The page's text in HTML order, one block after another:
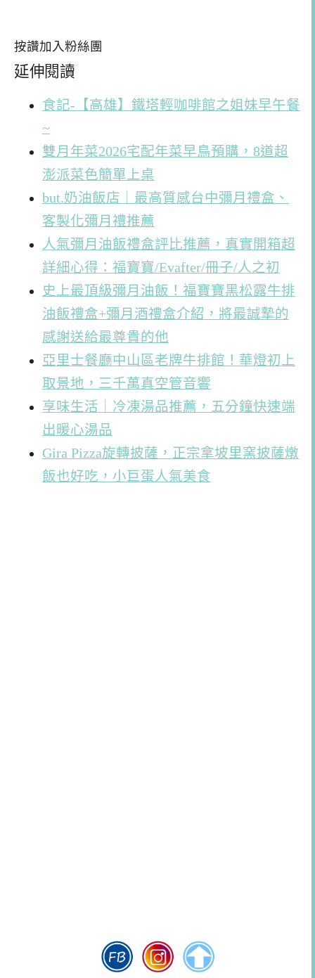
按讚加入粉絲團
延伸閱讀
食記-【高雄】鐵塔輕咖啡館之姐妹早午餐
~
雙月年菜2026宅配年菜早鳥預購，8道超
澎派菜色簡單上桌
but.奶油飯店｜最高質感台中彌月禮盒、
客製化彌月禮推薦
人氣彌月油飯禮盒評比推薦，真實開箱超
詳細心得：福寶寶/Evafter/冊子/人之初
史上最頂級彌月油飯！福寶寶黑松露牛排
油飯禮盒+彌月酒禮盒介紹，將最誠摯的
感謝送給最尊貴的他
亞里士餐廳中山區老牌牛排館！華燈初上
取景地，三千萬真空管音響
享味生活｜冷凍湯品推薦，五分鐘快速端
出暖心湯品
Gira Pizza旋轉披薩，正宗拿坡里窯披薩燉
飯也好吃，小巨蛋人氣美食